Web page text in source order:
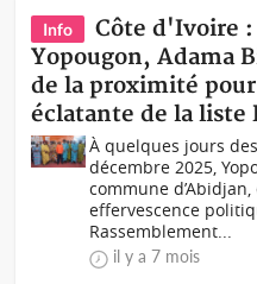
Info
Côte d'Ivoire :
Yopougon, Adama
de la proximité
éclatante de la liste
À quelques jours
décembre 2025,
commune
effervescence
Rassemblement...
il y a 7 mois